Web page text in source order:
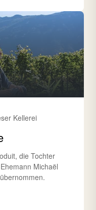
Kellerei
die Tochter
Michaël